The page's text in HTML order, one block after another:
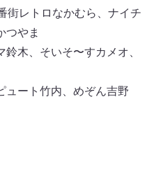
街レトロなかむら、ナイチ
つやま
⽊、そいそ〜すカメオ、
ュート⽵内、めぞん吉野